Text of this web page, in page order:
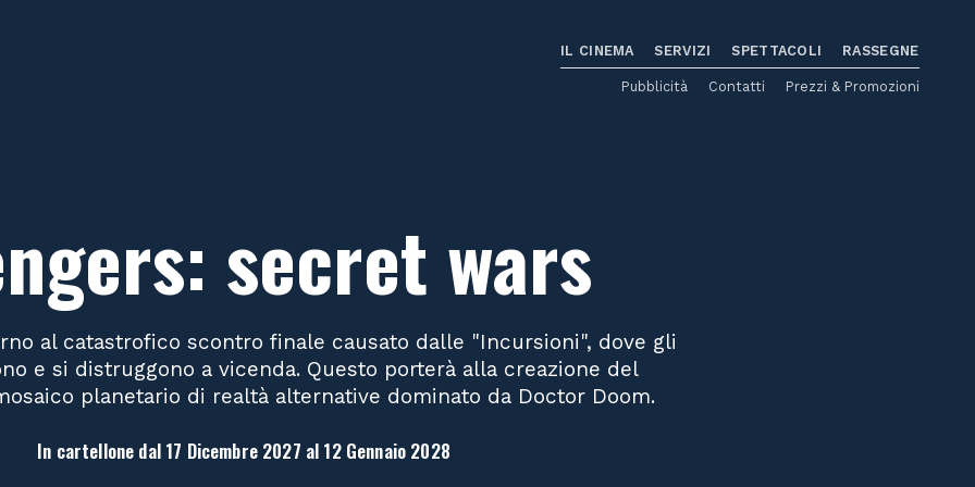
IL CINEMA SERVIZI SPETTACOLI RASSEGNE
Pubblicità Contatti Prezzi & Promozioni
secret wars
al catastrofico scontro finale causato dalle "Incursioni", dove gli
e si distruggono a vicenda. Questo porterà alla creazione del
planetario di realtà alternative dominato da Doctor Doom.
In cartellone dal 17 Dicembre 2027 al 12 Gennaio 2028